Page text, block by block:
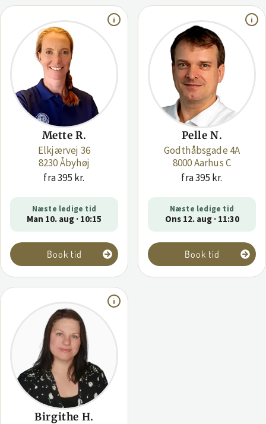
Mette R.
Elkjærvej 36
8230 Åbyhøj
fra 395 kr.
Næste ledige tid
Man 10. aug · 10:15
Book tid
Pelle N.
Godthåbsgade 4A
8000 Aarhus C
fra 395 kr.
Næste ledige tid
Ons 12. aug · 11:30
Book tid
Birgithe H.